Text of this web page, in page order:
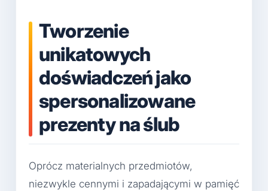
Tworzenie
unikatowych
doświadczeń jako
spersonalizowane
prezenty na ślub
Oprócz materialnych przedmiotów,
niezwykle cennymi i zapadającymi w pamięć